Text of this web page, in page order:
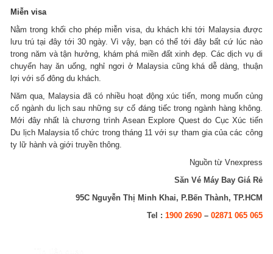
Miễn visa
Nằm trong khối cho phép miễn visa, du khách khi tới Malaysia được
lưu trú tại đây tới 30 ngày. Vì vậy, bạn có thể tới đây bất cứ lúc nào
trong năm và tận hưởng, khám phá miền đất xinh đẹp. Các dịch vụ di
chuyển hay ăn uống, nghỉ ngơi ở Malaysia cũng khá dễ dàng, thuận
lợi với số đông du khách.
Năm qua, Malaysia đã có nhiều hoạt động xúc tiến, mong muốn củng
cố ngành du lịch sau những sự cố đáng tiếc trong ngành hàng không.
Mới đây nhất là chương trình Asean Explore Quest do Cục Xúc tiến
Du lịch Malaysia tổ chức trong tháng 11 với sự tham gia của các công
ty lữ hành và giới truyền thông.
Nguồn từ Vnexpress
Săn Vé Máy Bay Giá Rẻ
95C Nguyễn Thị Minh Khai, P.Bến Thành, TP.HCM
Tel : 1900 2690– 02871 065 065